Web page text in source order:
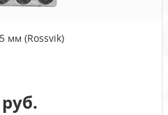
мм (Rossvik)